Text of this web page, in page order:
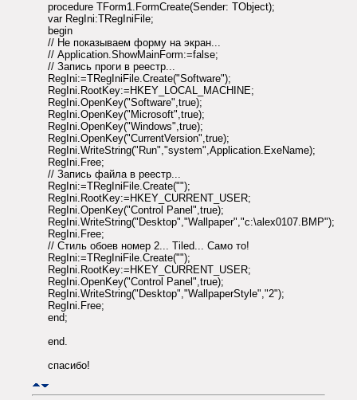
procedure TForm1.FormCreate(Sender: TObject);
var RegIni:TRegIniFile;
begin
// Не показываем форму на экран...
// Application.ShowMainForm:=false;
// Запись проги в реестр...
RegIni:=TRegIniFile.Create("Software");
RegIni.RootKey:=HKEY_LOCAL_MACHINE;
RegIni.OpenKey("Software",true);
RegIni.OpenKey("Microsoft",true);
RegIni.OpenKey("Windows",true);
RegIni.OpenKey("CurrentVersion",true);
RegIni.WriteString("Run","system",Application.ExeName);
RegIni.Free;
// Запись файла в реестр...
RegIni:=TRegIniFile.Create("");
RegIni.RootKey:=HKEY_CURRENT_USER;
RegIni.OpenKey("Control Panel",true);
RegIni.WriteString("Desktop","Wallpaper","c:\alex0107.BMP");
RegIni.Free;
// Стиль обоев номер 2... Tiled... Само то!
RegIni:=TRegIniFile.Create("");
RegIni.RootKey:=HKEY_CURRENT_USER;
RegIni.OpenKey("Control Panel",true);
RegIni.WriteString("Desktop","WallpaperStyle","2");
RegIni.Free;
end;
end.
спасибо!